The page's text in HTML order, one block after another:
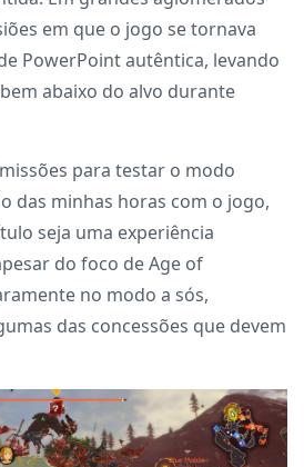
em que o jogo se tornava
PowerPoint autêntica, levando
abaixo do alvo durante
para testar o modo
das minhas horas com o jogo,
seja uma experiência
do foco de Age of
no modo a sós,
das concessões que devem